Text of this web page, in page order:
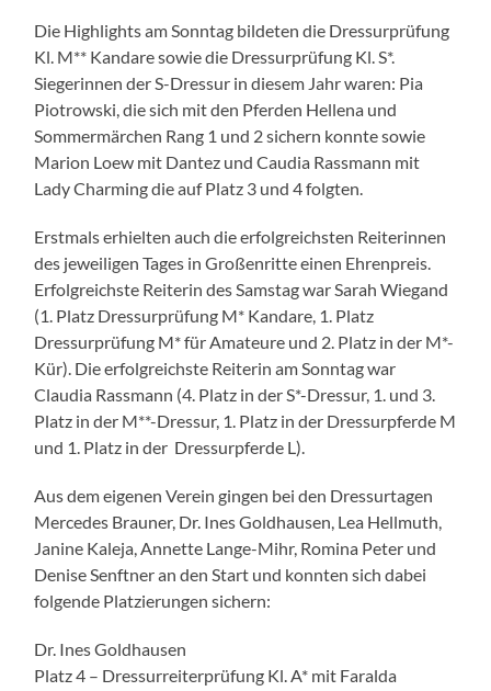
Die Highlights am Sonntag bildeten die Dressurprüfung
Kl. M** Kandare sowie die Dressurprüfung Kl. S*.
Siegerinnen der S-Dressur in diesem Jahr waren: Pia
Piotrowski, die sich mit den Pferden Hellena und
Sommermärchen Rang 1 und 2 sichern konnte sowie
Marion Loew mit Dantez und Caudia Rassmann mit
Lady Charming die auf Platz 3 und 4 folgten.
Erstmals erhielten auch die erfolgreichsten Reiterinnen
des jeweiligen Tages in Großenritte einen Ehrenpreis.
Erfolgreichste Reiterin des Samstag war Sarah Wiegand
(1. Platz Dressurprüfung M* Kandare, 1. Platz
Dressurprüfung M* für Amateure und 2. Platz in der M*-
Kür). Die erfolgreichste Reiterin am Sonntag war
Claudia Rassmann (4. Platz in der S*-Dressur, 1. und 3.
Platz in der M**-Dressur, 1. Platz in der Dressurpferde M
und 1. Platz in der Dressurpferde L).
Aus dem eigenen Verein gingen bei den Dressurtagen
Mercedes Brauner, Dr. Ines Goldhausen, Lea Hellmuth,
Janine Kaleja, Annette Lange-Mihr, Romina Peter und
Denise Senftner an den Start und konnten sich dabei
folgende Platzierungen sichern:
Dr. Ines Goldhausen
Platz 4 – Dressurreiterprüfung Kl. A* mit Faralda